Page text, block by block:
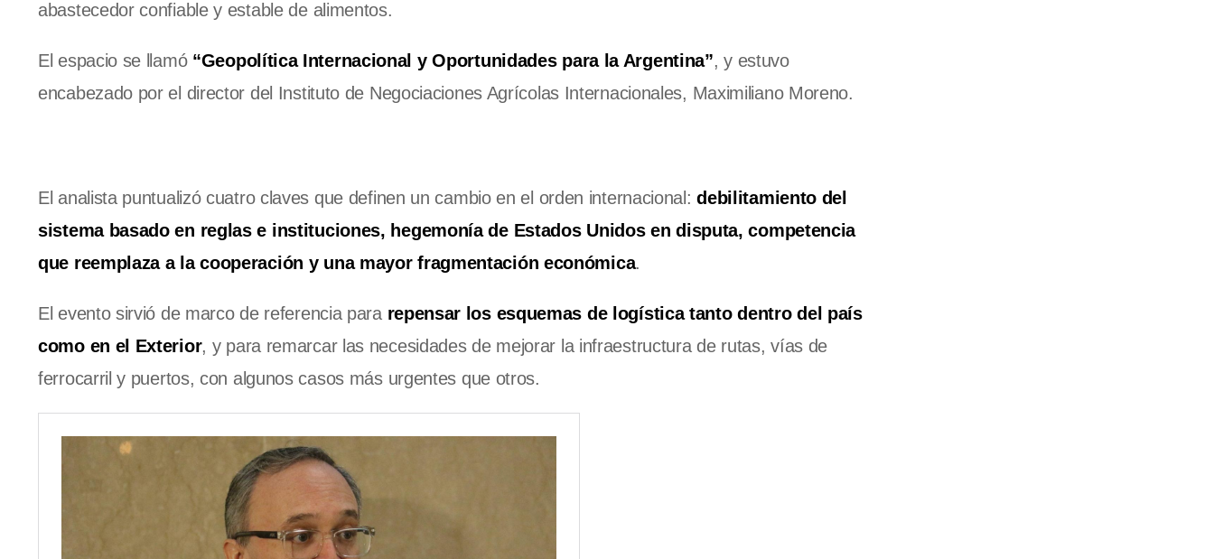
abastecedor confiable y estable de alimentos.
El espacio se llamó “Geopolítica Internacional y Oportunidades para la Argentina”, y estuvo
encabezado por el director del Instituto de Negociaciones Agrícolas Internacionales, Maximiliano Moreno.
El analista puntualizó cuatro claves que definen un cambio en el orden internacional:debilitamiento del
sistema basado en reglas e instituciones, hegemonía de Estados Unidos en disputa, competencia
que reemplaza a la cooperación y una mayor fragmentación económica.
El evento sirvió de marco de referencia para repensar los esquemas de logística tanto dentro del país
como en el Exterior, y para remarcar las necesidades de mejorar la infraestructura de rutas, vías de
ferrocarril y puertos, con algunos casos más urgentes que otros.